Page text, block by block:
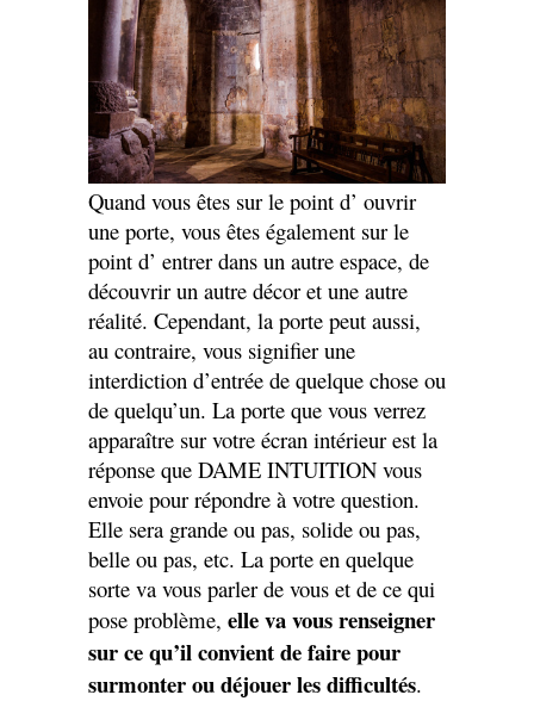
Quand vous êtes sur le point d’ ouvrir
une porte, vous êtes également sur le
point d’ entrer dans un autre espace, de
découvrir un autre décor et une autre
réalité. Cependant, la porte peut aussi,
au contraire, vous signifier une
interdiction d’entrée de quelque chose ou
de quelqu’un. La porte que vous verrez
apparaître sur votre écran intérieur est la
réponse que DAME INTUITION vous
envoie pour répondre à votre question.
Elle sera grande ou pas, solide ou pas,
belle ou pas, etc. La porte en quelque
sorte va vous parler de vous et de ce qui
pose problème, elle va vous renseigner
sur ce qu’il convient de faire pour
surmonter ou déjouer les difficultés.